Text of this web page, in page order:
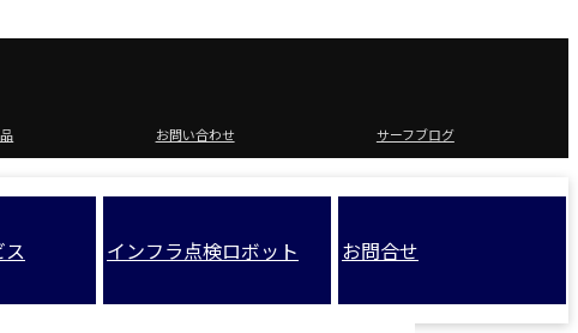
お問い合わせ サーフブログ
インフラ点検ロボット お問合せ